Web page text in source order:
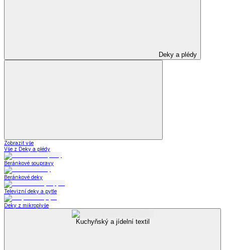
Deky a plédy
Zobrazit vše
Vše z Deky a plédy
Beránkové soupravy
Beránkové deky
Televizní deky a pytle
Deky z mikroplyše
Kuchyňský a jídelní textil